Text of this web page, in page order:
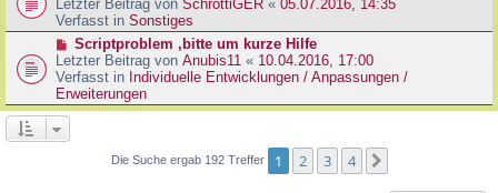
a
g
e
i
r
a
g
u
e
r
B
e
i
t
r
Letzter Beitrag von SchrottiGER « 05.07.2016, 14:35
Verfasst in Sonstiges
N
e
u
e
r
e
Scriptproblem ,bitte um kurze Hilfe
Letzter Beitrag von Anubis11 « 10.04.2016, 17:00
Verfasst in Individuelle Entwicklungen / Anpassungen /
Erweiterungen
Die Suche ergab 192 Treffer 1 2 3 4